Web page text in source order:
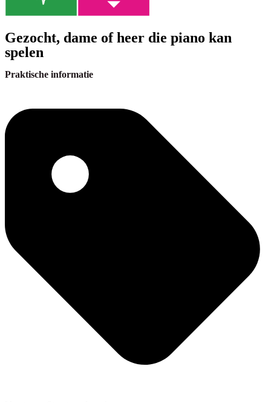
Gezocht, dame of heer die piano kan
spelen
Praktische informatie